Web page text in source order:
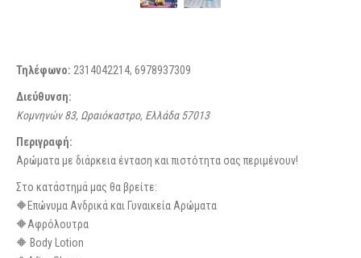
Τηλέφωνο: 2314042214, 6978937309
Διεύθυνση:
Κομνηνών 83, Ωραιόκαστρο, Ελλάδα 57013
Περιγραφή:
Αρώματα με διάρκεια ένταση και πιστότητα σας περιμένουν!
Στο κατάστημά μας θα βρείτε:
🔶Επώνυμα Ανδρικά και Γυναικεία Αρώματα
🔶Αφρόλουτρα
🔶 Body Lotion